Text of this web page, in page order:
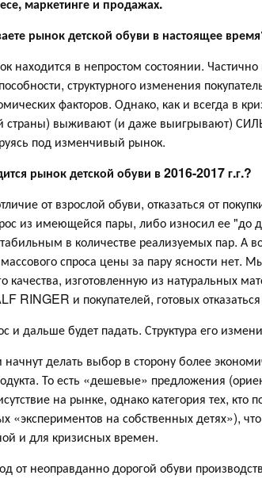
маркетинге и продажах.
рынок детской обуви в настоящее
находится в непростом состоянии.
структурного изменения
факторов. Однако, как и всегда в
страны) выживают (и даже выигрывают)
под изменчивый рынок.
рынок детской обуви в 2016-2017 г.г.?
от взрослой обуви, отказаться от
из имеющейся пары, либо износил ее "до
в количестве реализуемых пар. А
спроса цены за пару ясности нет.
качества, изготовленную из натуральных
RINGER и покупателей, готовых
и дальше будет падать. Структура его
делать выбор в сторону более
То есть «дешевые» предложения
на рынке, однако категория тех,
«экспериментов на собственных детях»),
и для кризисных времен.
от неоправданно дорогой обуви